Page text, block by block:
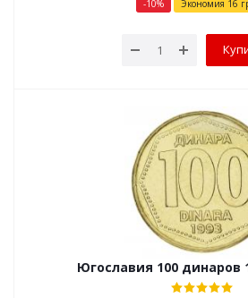
-10% Экономия 16
Югославия 100 динаров